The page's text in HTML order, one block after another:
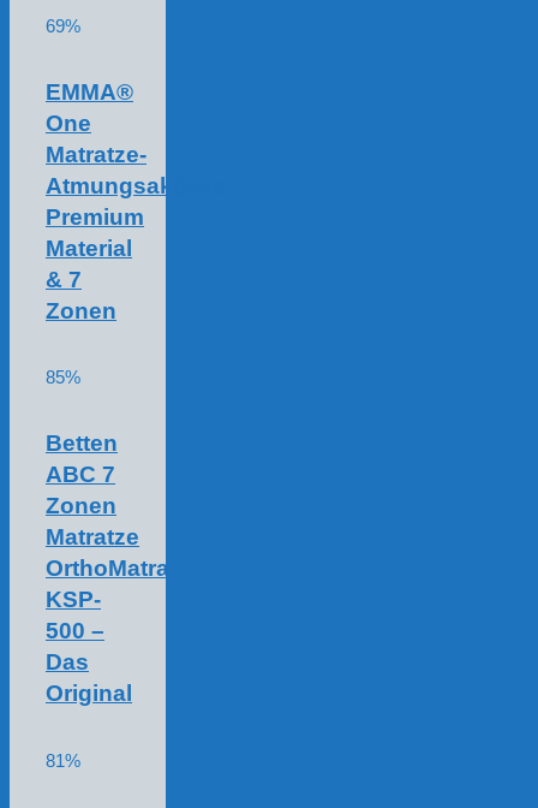
69%
EMMA®
One
Matratze-
Atmungsaktives
Premium
Material
& 7
Zonen
85%
Betten
ABC 7
Zonen
Matratze
OrthoMatra
KSP-
500 –
Das
Original
81%